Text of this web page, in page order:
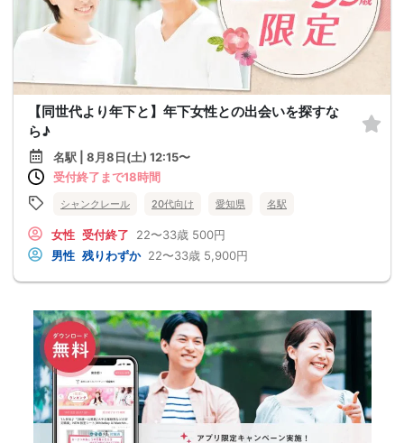
【同世代より年下と】年下女性との出会いを探すな
ら♪
名駅 | 8月8日(土) 12:15〜
受付終了まで18時間
シャンクレール 20代向け 愛知県 名駅
女性 受付終了 22〜33歳 500円
男性 残りわずか 22〜33歳 5,900円